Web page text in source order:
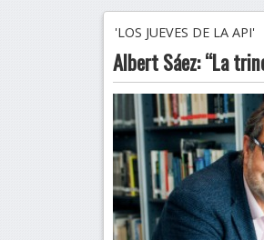
'LOS JUEVES DE LA API'
Albert Sáez: “La